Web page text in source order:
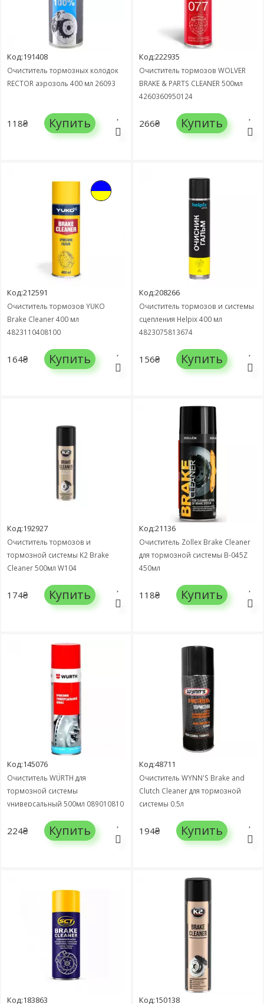
Код:191408
Очиститель тормозных колодок
RECTOR аэрозоль 400 мл 26093
118₴ Купить
Код:222935
Очиститель тормозов WOLVER
BRAKE & PARTS CLEANER 500мл
4260360950124
266₴ Купить
Код:212591
Очиститель тормозов YUKO
Brake Cleaner 400 мл
4823110408100
164₴ Купить
Код:208266
Очиститель тормозов и системы
сцепления Helpix 400 мл
4823075813674
156₴ Купить
Код:192927
Очиститель тормозов и
тормозной системы K2 Brake
Cleaner 500мл W104
174₴ Купить
Код:21136
Очиститель Zollex Brake Cleaner
для тормозной системы B-045Z
450мл
118₴ Купить
Код:145076
Очиститель WÜRTH для
тормозной системы
универсальный 500мл 089010810
224₴ Купить
Код:48711
Очиститель WYNN'S Brake and
Clutch Cleaner для тормозной
системы 0,5л
194₴ Купить
Код:183863 Код:150138